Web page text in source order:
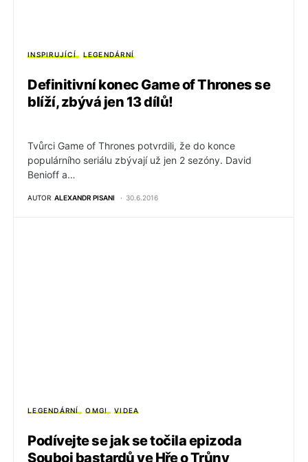
INSPIRUJÍCÍ LEGENDÁRNÍ
Definitivní konec Game of Thrones se
blíží, zbývá jen 13 dílů!
Tvůrci Game of Thrones potvrdili, že do konce
populárního seriálu zbývají už jen 2 sezóny. David
Benioff a…
AUTOR ALEXANDR PISANI 30.6.2016
LEGENDÁRNÍ OMG! VIDEA
Podívejte se jak se točila epizoda
Souboj bastardů ve Hře o Trůny